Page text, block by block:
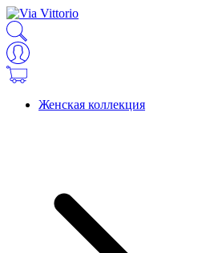
Женская коллекция